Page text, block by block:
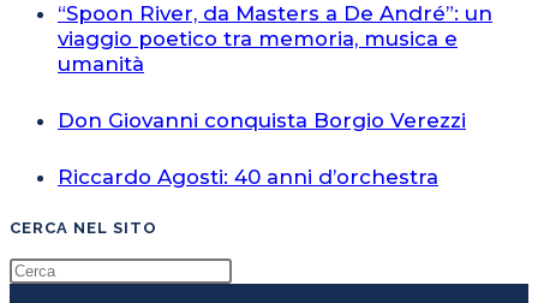
“Spoon River, da Masters a De André”: un
viaggio poetico tra memoria, musica e
umanità
Don Giovanni conquista Borgio Verezzi
Riccardo Agosti: 40 anni d’orchestra
CERCA NEL SITO